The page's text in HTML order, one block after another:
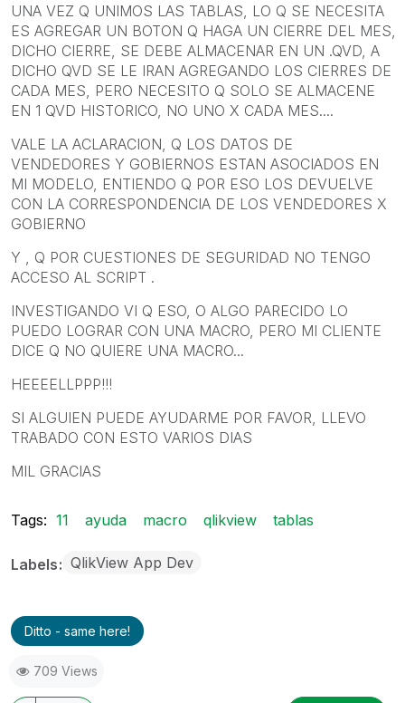
UNA VEZ Q UNIMOS LAS TABLAS, LO Q SE NECESITA
ES AGREGAR UN BOTON Q HAGA UN CIERRE DEL MES,
DICHO CIERRE, SE DEBE ALMACENAR EN UN .QVD, A
DICHO QVD SE LE IRAN AGREGANDO LOS CIERRES DE
CADA MES, PERO NECESITO Q SOLO SE ALMACENE
EN 1 QVD HISTORICO, NO UNO X CADA MES....
VALE LA ACLARACION, Q LOS DATOS DE
VENDEDORES Y GOBIERNOS ESTAN ASOCIADOS EN
MI MODELO, ENTIENDO Q POR ESO LOS DEVUELVE
CON LA CORRESPONDENCIA DE LOS VENDEDORES X
GOBIERNO
Y , Q POR CUESTIONES DE SEGURIDAD NO TENGO
ACCESO AL SCRIPT .
INVESTIGANDO VI Q ESO, O ALGO PARECIDO LO
PUEDO LOGRAR CON UNA MACRO, PERO MI CLIENTE
DICE Q NO QUIERE UNA MACRO...
HEEEELLPPP!!!
SI ALGUIEN PUEDE AYUDARME POR FAVOR, LLEVO
TRABADO CON ESTO VARIOS DIAS
MIL GRACIAS
Tags: 11 ayuda macro qlikview tablas
Labels QlikView App Dev
Ditto - same here!
709 Views